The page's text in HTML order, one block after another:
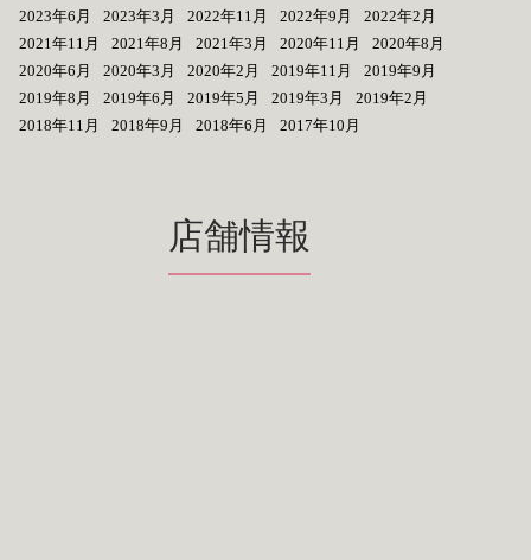
2023年6月
2023年3月 2022年11月 2022年9月
2022年2月
2021年11月
2021年8月 2021年3月 2020年11月
2020年8月
2020年6月
2020年3月 2020年2月 2019年11月
2019年9月
2019年8月
2019年6月 2019年5月 2019年3月
2019年2月
2018年11月
2018年9月 2018年6月 2017年10月
店舗情報